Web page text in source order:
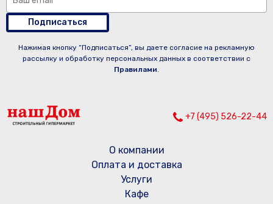
Подписаться
Нажимая кнопку “Подписаться”, вы даете согласие на рекламную
рассылку и обработку персональных данных в соответствии с
Правилами.
+7 (495) 526-22-44
О компании
Оплата и доставка
Услуги
Кафе